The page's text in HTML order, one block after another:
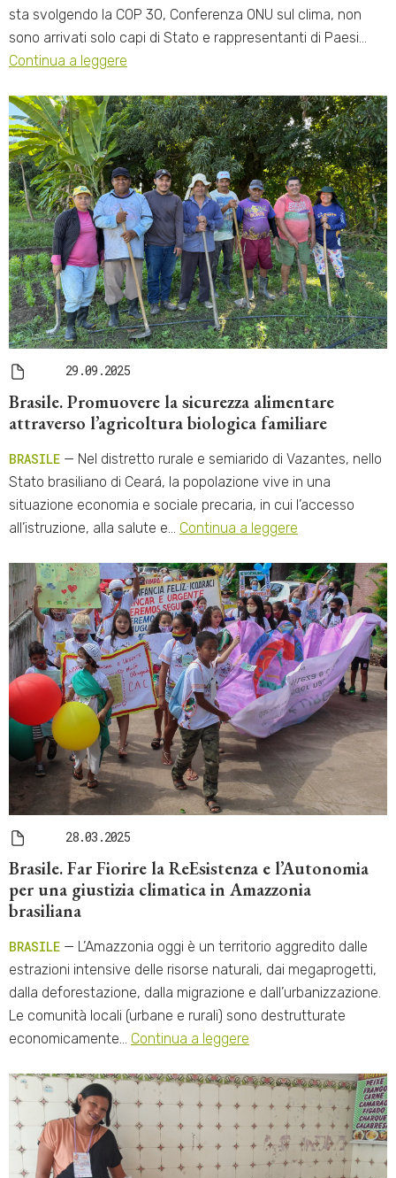
sta svolgendo la COP 30, Conferenza ONU sul clima, non
sono arrivati solo capi di Stato e rappresentanti di Paesi…
Continua a leggere
29.09.2025
Brasile. Promuovere la sicurezza alimentare
attraverso l’agricoltura biologica familiare
BRASILE — Nel distretto rurale e semiarido di Vazantes, nello
Stato brasiliano di Ceará, la popolazione vive in una
situazione economia e sociale precaria, in cui l’accesso
all’istruzione, alla salute e… Continua a leggere
28.03.2025
Brasile. Far Fiorire la ReEsistenza e l’Autonomia
per una giustizia climatica in Amazzonia
brasiliana
BRASILE — L’Amazzonia oggi è un territorio aggredito dalle
estrazioni intensive delle risorse naturali, dai megaprogetti,
dalla deforestazione, dalla migrazione e dall’urbanizzazione.
Le comunità locali (urbane e rurali) sono destrutturate
economicamente… Continua a leggere